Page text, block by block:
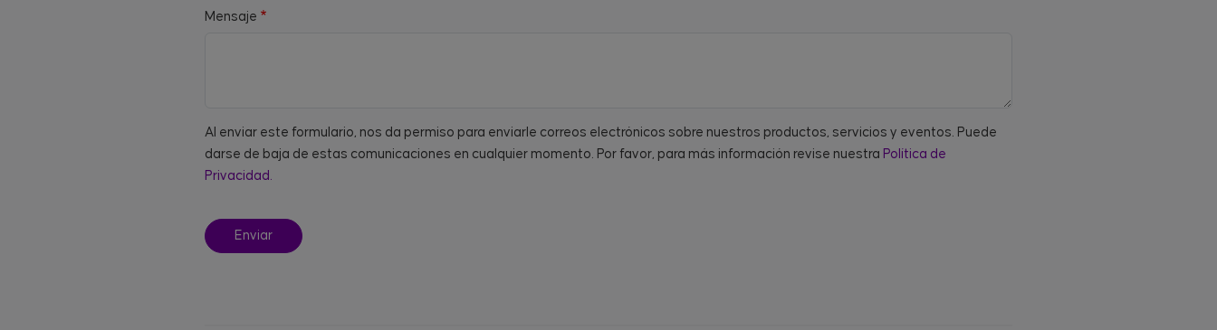
Mensaje
Al enviar este formulario, nos da permiso para enviarle correos electrónicos sobre nuestros productos, servicios y eventos. Puede
darse de baja de estas comunicaciones en cualquier momento. Por favor, para más información revise nuestra Política de
Privacidad.